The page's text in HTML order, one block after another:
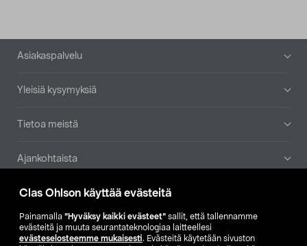
Clas Ohlson käyttää evästeitä
Painamalla ”Hyväksy kaikki evästeet” sallit, että tallennamme
evästeitä ja muuta seurantateknologiaa laitteellesi
evästeselosteemme mukaisesti. Evästeitä käytetään sivuston
Alatunniste
Asiakaspalvelu
Yleisiä kysymyksiä
Tietoa meistä
Ajankohtaista
Muut yrityksemme
Etsi myymälä